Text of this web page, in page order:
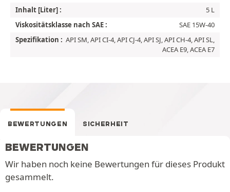
Inhalt [Liter] :
5 L
Viskositätsklasse nach SAE :
SAE 15W-40
Spezifikation : API SM, API CI-4, API CJ-4, API SJ, API CH-4, API SL,
ACEA E9, ACEA E7
BEWERTUNGEN SICHERHEIT
BEWERTUNGEN
Wir haben noch keine Bewertungen für dieses Produkt
gesammelt.